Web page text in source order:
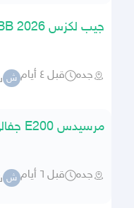
جيب لكزس LX 600 BB 2026 سعودي أبيض داخل جملي
جده قبل ٤ أيام ش
مرسيدس E200 جفالي 2026 فل كامل شبه جديدة عداد 120 كيلو
جده قبل ٦ أيام ش